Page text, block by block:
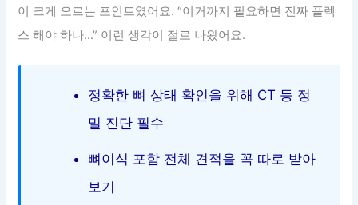
이 크게 오르는 포인트였어요. “이거까지 필요하면 진짜 플렉
스 해야 하나…” 이런 생각이 절로 나왔어요.
정확한 뼈 상태 확인을 위해 CT 등 정
밀 진단 필수
뼈이식 포함 전체 견적을 꼭 따로 받아
보기